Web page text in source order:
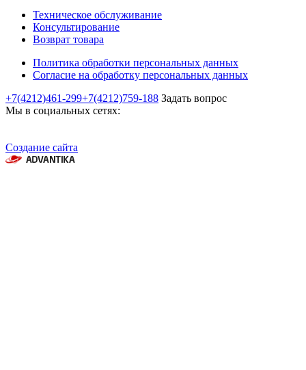
Техническое обслуживание
Консультирование
Возврат товара
Политика обработки персональных данных
Согласие на обработку персональных данных
+7(4212)461-299+7(4212)759-188 Задать вопрос
Мы в социальных сетях:
Создание сайта